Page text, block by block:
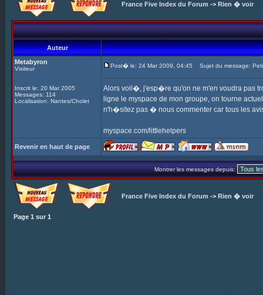
France Five Index du Forum -> Rien � voir
Auteur
Metabyron
Visiteur
Inscrit le: 20 Mar 2005
Messages: 114
Localisation: Nantes/Cholet
Post� le: 24 Mar 2009, 04:45 Sujet du message:
Alors voil�, j'esp�re qu'on ne m'en voudra pas
ligne le myspace de mon groupe, on tourne
n'h�sitez pas � nous commenter car tous les
myspace.com/littlehelpers
Revenir en haut de page
Montrer les messages depuis:
France Five Index du Forum -> Rien � voir
Page 1 sur 1